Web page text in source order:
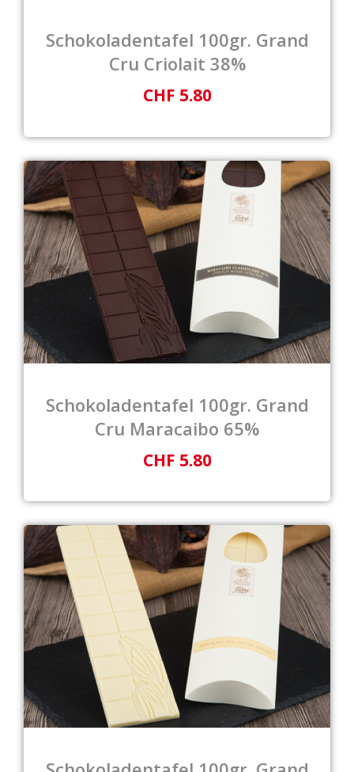
Schokoladentafel 100gr. Grand
Cru Criolait 38%
CHF 5.80
Schokoladentafel 100gr. Grand
Cru Maracaibo 65%
CHF 5.80